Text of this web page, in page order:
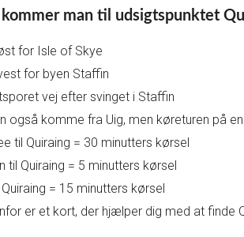
kommer man til udsigtspunktet
for Isle of Skye
for byen Staffin
vej efter svinget i Staffin
også komme fra Uig, men køreturen på
til Quiraing = 30 minutters kørsel
til Quiraing = 5 minutters kørsel
Quiraing = 15 minutters kørsel
er et kort, der hjælper dig med at finde